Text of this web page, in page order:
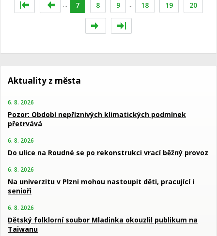
... 7 8 9 ... 18 19 20
Aktuality z města
6. 8. 2026
Pozor: Období nepříznivých klimatických podmínek
přetrvává
6. 8. 2026
Do ulice na Roudné se po rekonstrukci vrací běžný provoz
6. 8. 2026
Na univerzitu v Plzni mohou nastoupit děti, pracující i
senioři
6. 8. 2026
Dětský folklorní soubor Mladinka okouzlil publikum na
Taiwanu